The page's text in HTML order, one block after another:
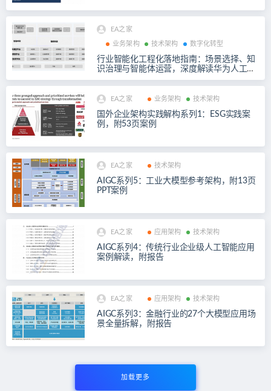
EA之家
业务架构 技术架构 数字化转型
行业智能化工程化落地指南：场景选择、知
识治理与智能体运营，深度解读华为人工智
能赋能应用实践指南
EA之家 业务架构 技术架构
国外企业架构实践解构系列1：ESG实践案
例，附53页案例
EA之家 技术架构
AIGC系列5：工业大模型参考架构，附13页
PPT案例
EA之家 应用架构 技术架构
AIGC系列4：传统行业企业级人工智能应用
案例解读，附报告
EA之家 应用架构 技术架构
AIGC系列3：金融行业的27个大模型应用场
景全量拆解，附报告
加载更多